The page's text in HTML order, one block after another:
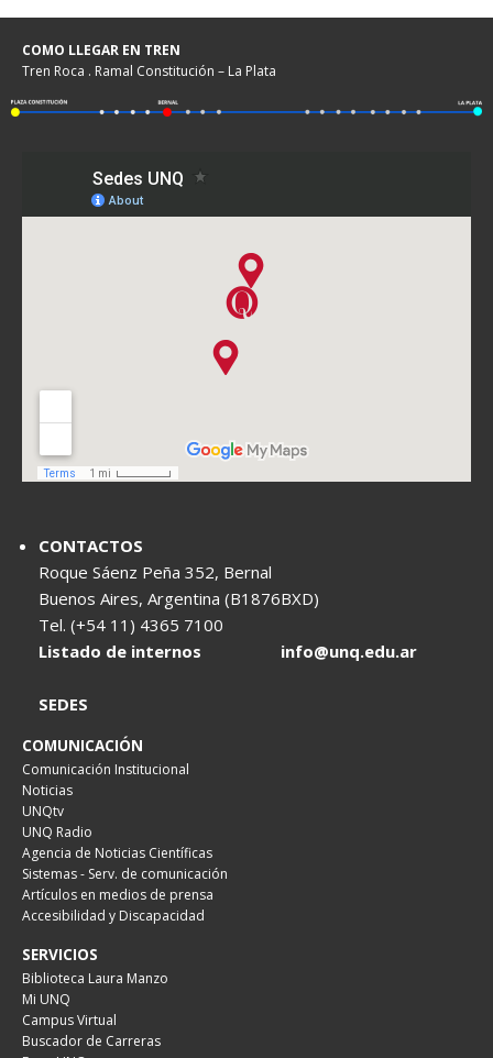
COMO LLEGAR EN TREN
Tren Roca . Ramal Constitución – La Plata
CONTACTOS
Roque Sáenz Peña 352, Bernal
Buenos Aires, Argentina (B1876BXD)
Tel. (+54 11) 4365 7100
Listado de internos
info@unq.edu.ar
SEDES
COMUNICACIÓN
Comunicación Institucional
Noticias
UNQtv
UNQ Radio
Agencia de Noticias Científicas
Sistemas - Serv. de comunicación
Artículos en medios de prensa
Accesibilidad y Discapacidad
SERVICIOS
Biblioteca Laura Manzo
Mi UNQ
Campus Virtual
Buscador de Carreras